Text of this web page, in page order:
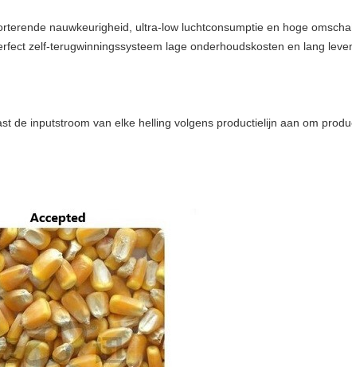
nauwkeurigheid, ultra-low luchtconsumptie en hoge
zelf-terugwinningssysteem lage onderhoudskosten en lang
de inputstroom van elke helling volgens productielijn aan om